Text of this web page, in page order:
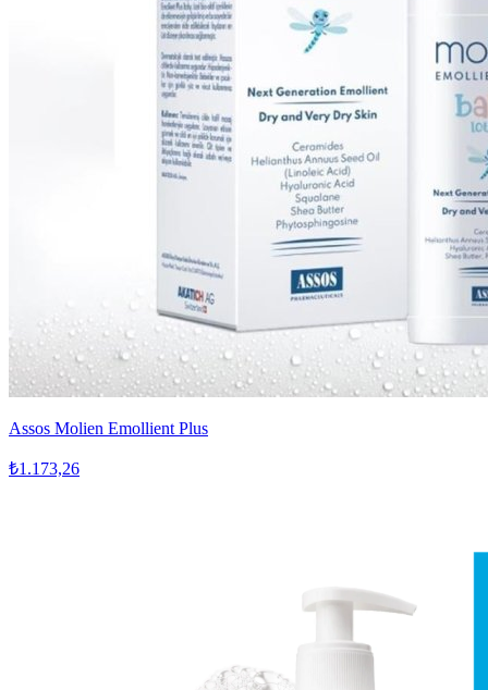
Assos Molien Emollient Plus
₺1.173,26